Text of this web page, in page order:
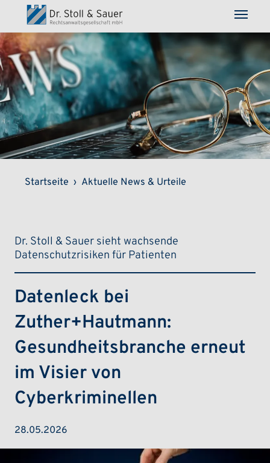
Direkt zum Inhalt
Startseite
Aktuelle News & Urteile
Dr. Stoll & Sauer sieht wachsende
Datenschutzrisiken für Patienten
Datenleck bei
Zuther+Hautmann:
Gesundheitsbranche erneut
im Visier von
Cyberkriminellen
28.05.2026